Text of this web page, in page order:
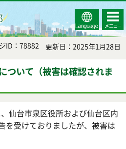
Select
Language
コンテ
ンツメ
ニュー
ID：78882 更新日：2025年1月28日
ついて（被害は確認されま
仙台市泉区役所および仙台区内
を受けておりましたが、被害は